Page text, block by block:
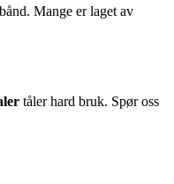
Mange er laget av
tåler hard bruk. Spør oss